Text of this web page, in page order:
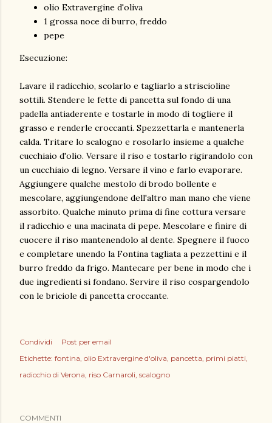
olio Extravergine d'oliva
1 grossa noce di burro, freddo
pepe
Esecuzione:
Lavare il radicchio, scolarlo e tagliarlo a striscioline
sottili. Stendere le fette di pancetta sul fondo di una
padella antiaderente e tostarle in modo di togliere il
grasso e renderle croccanti. Spezzettarla e mantenerla
calda. Tritare lo scalogno e rosolarlo insieme a qualche
cucchiaio d'olio. Versare il riso e tostarlo rigirandolo con
un cucchiaio di legno. Versare il vino e farlo evaporare.
Aggiungere qualche mestolo di brodo bollente e
mescolare, aggiungendone dell'altro man mano che viene
assorbito. Qualche minuto prima di fine cottura versare
il radicchio e una macinata di pepe. Mescolare e finire di
cuocere il riso mantenendolo al dente. Spegnere il fuoco
e completare unendo la Fontina tagliata a pezzettini e il
burro freddo da frigo. Mantecare per bene in modo che i
due ingredienti si fondano. Servire il riso cospargendolo
con le briciole di pancetta croccante.
Condividi
Post per email
Etichette: fontina olio Extravergine d'oliva pancetta primi piatti
radicchio di Verona riso Carnaroli scalogno
COMMENTI